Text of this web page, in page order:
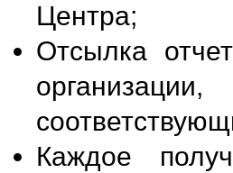
Центра;
Отсылка
Каждое